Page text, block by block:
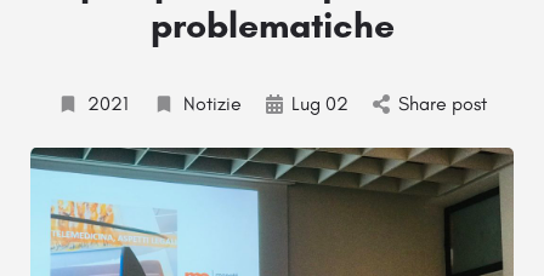
problematiche
2021 Notizie Lug 02 Share post